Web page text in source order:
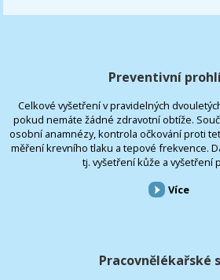
Preventivní
Celkové vyšetření v pravidelných
pokud nemáte žádné zdravotní obtíže.
osobní anamnézy, kontrola očkování proti
měření krevního tlaku a tepové frekvence.
tj. vyšetření kůže a vyšetření
Více
Pracovnělékařské